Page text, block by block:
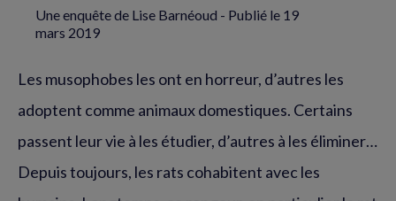
Une enquête de Lise Barnéoud - Publié le 19
mars 2019
(nouvelle (nouvelle
Les musophobes les ont en horreur, d’autres les
adoptent comme animaux domestiques. Certains
passent leur vie à les étudier, d’autres à les éliminer…
Depuis toujours, les rats cohabitent avec les